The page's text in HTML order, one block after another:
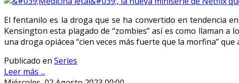
El fentanilo es la droga que se ha convertido en tendencia
Kensington esta plagado de “zombies” así es como llaman
una droga opiácea “cien veces más fuerte que la morfina”
Publicado en Series
Leer más ...